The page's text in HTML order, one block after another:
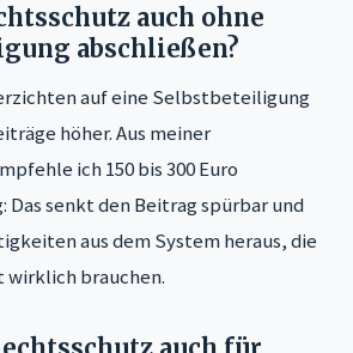
auch ohne
abschließen?
auf eine Selbstbeteiligung
höher. Aus meiner
ich 150 bis 300 Euro
senkt den Beitrag spürbar und
aus dem System heraus, die
wirklich brauchen.